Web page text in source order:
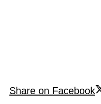
Share on Facebook